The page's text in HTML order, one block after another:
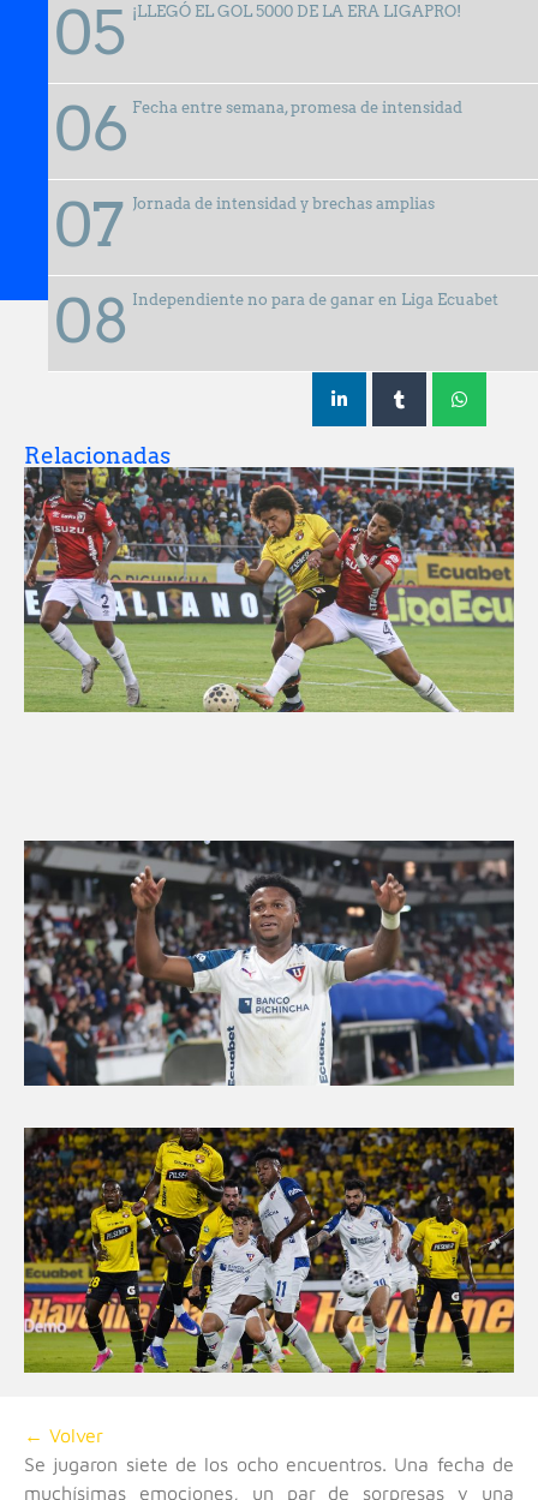
¡LLEGÓ EL GOL 5000 DE LA ERA LIGAPRO!
Fecha entre semana, promesa de intensidad
Jornada de intensidad y brechas amplias
Independiente no para de ganar en Liga Ecuabet
Relacionadas
← Volver
Se jugaron siete de los ocho encuentros. Una fecha de
muchísimas emociones, un par de sorpresas y una